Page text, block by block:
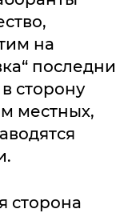
на
сторону
местных,
сторона